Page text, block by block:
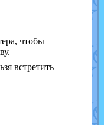
чтобы
встретить